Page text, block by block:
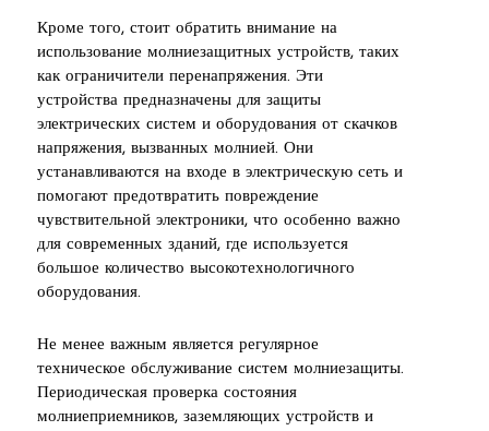
Кроме того, стоит обратить внимание на
использование молниезащитных устройств, таких
как ограничители перенапряжения. Эти
устройства предназначены для защиты
электрических систем и оборудования от скачков
напряжения, вызванных молнией. Они
устанавливаются на входе в электрическую сеть и
помогают предотвратить повреждение
чувствительной электроники, что особенно важно
для современных зданий, где используется
большое количество высокотехнологичного
оборудования.
Не менее важным является регулярное
техническое обслуживание систем молниезащиты.
Периодическая проверка состояния
молниеприемников, заземляющих устройств и